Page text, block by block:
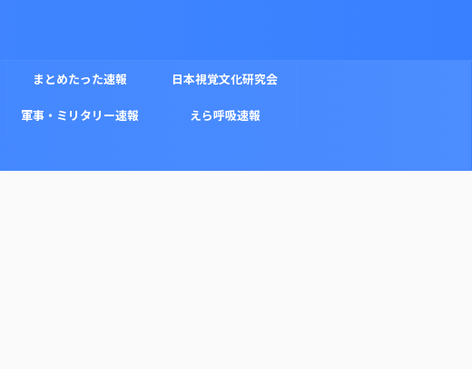
まとめたった速報 日本視覚文化研究会
軍事・ミリタリー速報 えら呼吸速報